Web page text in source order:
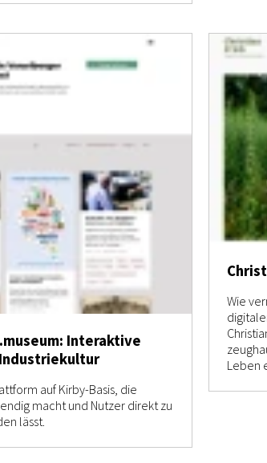
Interaktive
auf Kirby-Basis, die
macht und Nutzer direkt zu
lässt.
Wie
Leben